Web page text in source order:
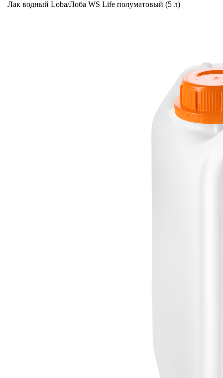
Лак водный Loba/Лоба WS Life полуматовый (5 л)